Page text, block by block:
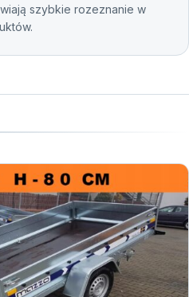
szybkie rozeznanie w